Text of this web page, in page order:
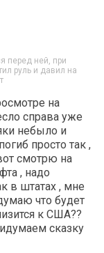
перед ней, при
руль и давил на
на
справа уже
небыло и
просто так ,
смотрю на
, надо
в штатах , мне
что будет
к США??
сказку